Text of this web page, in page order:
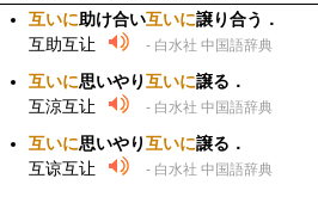
互いに助け合い互いに譲り合う．
互助互让
- 白水社 中国語辞典
互いに思いやり互いに譲る．
互涼互让
- 白水社 中国語辞典
互いに思いやり互いに譲る．
互谅互让
- 白水社 中国語辞典